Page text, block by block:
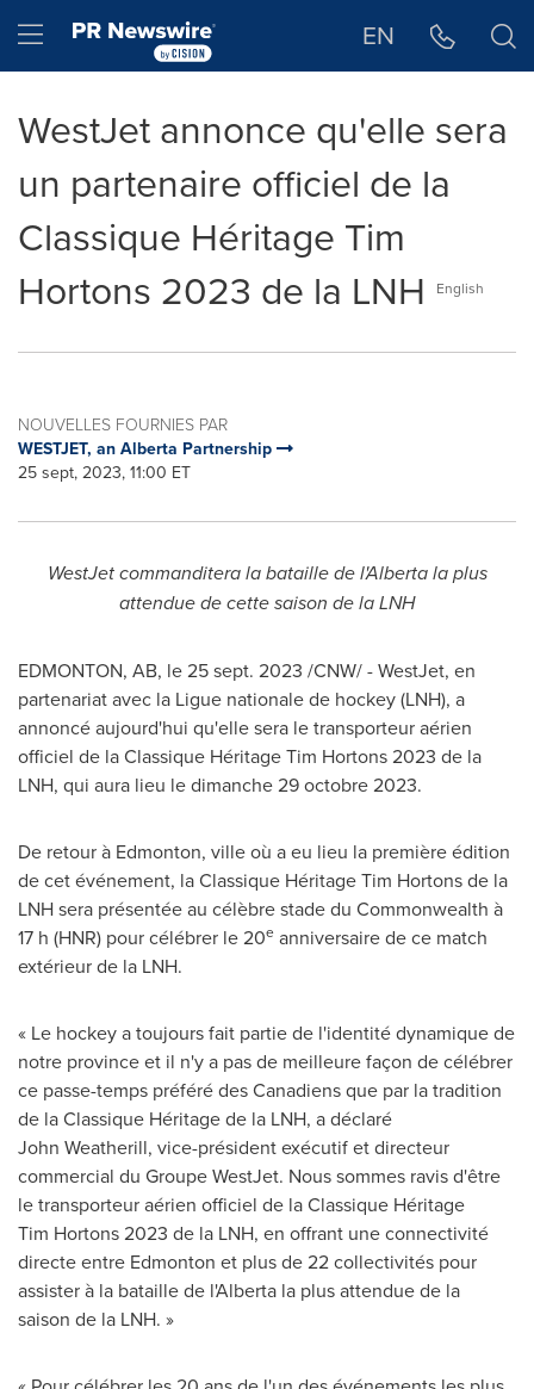
Hamburger menu EN
WestJet annonce qu'elle sera
un partenaire officiel de la
Classique Héritage Tim
Hortons 2023 de la LNH
English
NOUVELLES FOURNIES PAR
WESTJET, an Alberta Partnership
25 sept, 2023, 11:00 ET
WestJet commanditera la bataille de l'Albertala plus
attendue de cette saison de la LNH
EDMONTON, AB, le25 sept. 2023 /CNW/ - WestJet, en
partenariat avec la Ligue nationale de hockey (LNH), a
annoncé aujourd'hui qu'elle sera le transporteur aérien
officiel de la Classique Héritage Tim Hortons 2023 de la
LNH, qui aura lieu le dimanche 29octobre 2023.
De retour à Edmonton, ville où a eu lieu la première édition
de cet événement, la Classique Héritage Tim Hortons de la
LNH sera présentée au célèbre stade du Commonwealth à
17 h (HNR) pour célébrer le 20e anniversaire de ce match
extérieur de la LNH.
« Le hockey a toujours fait partie de l'identité dynamique de
notre province et il n'y a pas de meilleure façon de célébrer
ce passe-temps préféré des Canadiens que par la tradition
de la Classique Héritage de la LNH, a déclaré
John Weatherill, vice-président exécutif et directeur
commercial du Groupe WestJet. Nous sommes ravis d'être
le transporteur aérien officiel de la Classique Héritage
Tim Hortons 2023 de la LNH, en offrant une connectivité
directe entre Edmonton et plus de 22 collectivités pour
assister à la bataille de l'Alberta la plus attendue de la
saison de la LNH. »